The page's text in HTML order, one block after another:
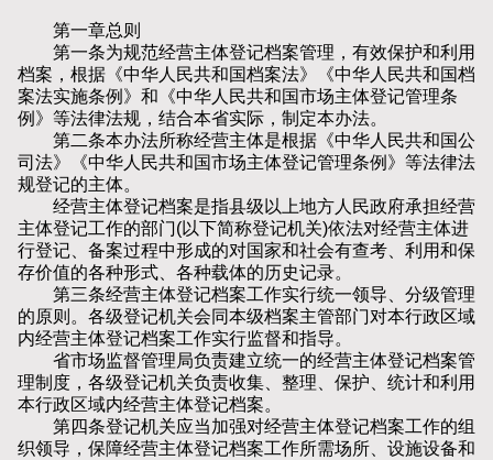
第一章总则
第一条为规范经营主体登记档案管理，有效保护和利用
档案，根据《中华人民共和国档案法》《中华人民共和国档
案法实施条例》和《中华人民共和国市场主体登记管理条
例》等法律法规，结合本省实际，制定本办法。
第二条本办法所称经营主体是根据《中华人民共和国公
司法》《中华人民共和国市场主体登记管理条例》等法律法
规登记的主体。
经营主体登记档案是指县级以上地方人民政府承担经营
主体登记工作的部门(以下简称登记机关)依法对经营主体进
行登记、备案过程中形成的对国家和社会有查考、利用和保
存价值的各种形式、各种载体的历史记录。
第三条经营主体登记档案工作实行统一领导、分级管理
的原则。各级登记机关会同本级档案主管部门对本行政区域
内经营主体登记档案工作实行监督和指导。
省市场监督管理局负责建立统一的经营主体登记档案管
理制度，各级登记机关负责收集、整理、保护、统计和利用
本行政区域内经营主体登记档案。
第四条登记机关应当加强对经营主体登记档案工作的组
织领导，保障经营主体登记档案工作所需场所、设施设备和